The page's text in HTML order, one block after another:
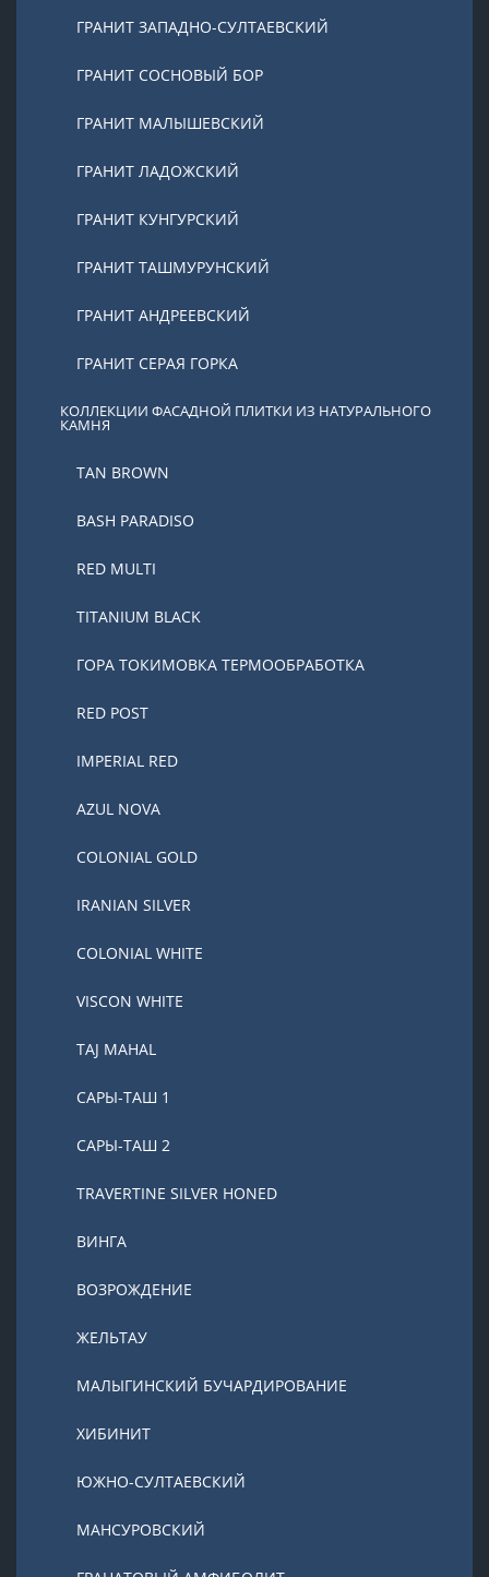
ГРАНИТ ЗАПАДНО-СУЛТАЕВСКИЙ
ГРАНИТ СОСНОВЫЙ БОР
ГРАНИТ МАЛЫШЕВСКИЙ
ГРАНИТ ЛАДОЖСКИЙ
ГРАНИТ КУНГУРСКИЙ
ГРАНИТ ТАШМУРУНСКИЙ
ГРАНИТ АНДРЕЕВСКИЙ
ГРАНИТ СЕРАЯ ГОРКА
КОЛЛЕКЦИИ ФАСАДНОЙ ПЛИТКИ ИЗ НАТУРАЛЬНОГО
КАМНЯ
TAN BROWN
BASH PARADISO
RED MULTI
TITANIUM BLACK
ГОРА ТОКИМОВКА ТЕРМООБРАБОТКА
RED POST
IMPERIAL RED
AZUL NOVA
COLONIAL GOLD
IRANIAN SILVER
COLONIAL WHITE
VISCON WHITE
TAJ MAHAL
САРЫ-ТАШ 1
САРЫ-ТАШ 2
TRAVERTINE SILVER HONED
ВИНГА
ВОЗРОЖДЕНИЕ
ЖЕЛЬТАУ
МАЛЫГИНСКИЙ БУЧАРДИРОВАНИЕ
ХИБИНИТ
ЮЖНО-СУЛТАЕВСКИЙ
МАНСУРОВСКИЙ